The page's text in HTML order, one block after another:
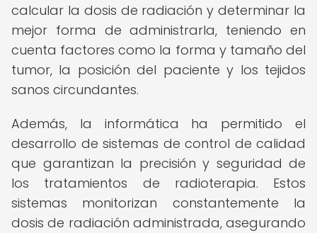
calcular la dosis de radiación y determinar la
mejor forma de administrarla, teniendo en
cuenta factores como la forma y tamaño del
tumor, la posición del paciente y los tejidos
sanos circundantes.
Además, la informática ha permitido el
desarrollo de sistemas de control de calidad
que garantizan la precisión y seguridad de
los tratamientos de radioterapia. Estos
sistemas monitorizan constantemente la
dosis de radiación administrada, asegurando